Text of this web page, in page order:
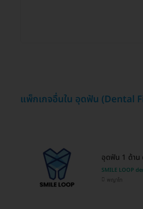
แพ็กเกจอื่นใน อุดฟัน (Dental
อุดฟัน 1 ด้าน
SMILE LOOP
พญาไท